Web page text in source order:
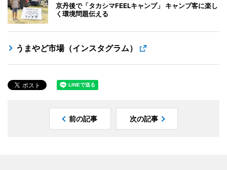
京丹後で「タカシマFEELキャンプ」 キャンプ客に楽し
く環境問題伝える
うまやど市場（インスタグラム）
前の記事 次の記事